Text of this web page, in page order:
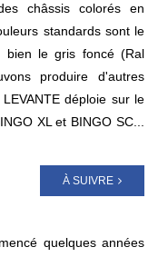
châssis colorés en
standards sont le
bien le gris foncé (Ral
produire d'autres
déploie sur le
XL et BINGO SC...
À SUIVRE
quelques années